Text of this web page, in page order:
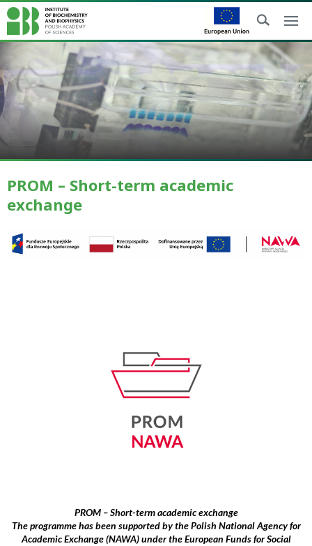
PROM – Short-term academic
exchange
PROM – Short-term academic exchange
The programme has been supported by the Polish National Agency for
Academic Exchange (NAWA) under the European Funds for Social